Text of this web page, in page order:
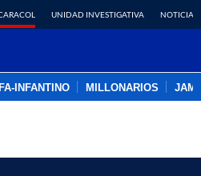
UNIDAD INVESTIGATIVA NOTICIAS
INFANTINO MILLONARIOS